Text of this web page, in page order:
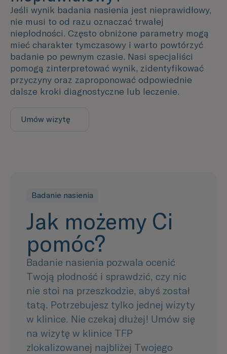
Jeśli wynik badania nasienia jest nieprawidłowy,
nie musi to od razu oznaczać trwałej
niepłodności. Często obniżone parametry mogą
mieć charakter tymczasowy i warto powtórzyć
badanie po pewnym czasie. Nasi specjaliści
pomogą zinterpretować wynik, zidentyfikować
przyczyny oraz zaproponować odpowiednie
dalsze kroki diagnostyczne lub leczenie.
Umów wizytę
Badanie nasienia
Jak możemy Ci
pomóc?
Badanie nasienia pozwala ocenić
Twoją płodność i sprawdzić, czy nic
nie stoi na przeszkodzie, abyś został
tatą. Potrzebujesz tylko jednej wizyty
w klinice. Nie czekaj dłużej! Umów się
na wizytę w klinice TFP
zlokalizowanej najbliżej Twojego